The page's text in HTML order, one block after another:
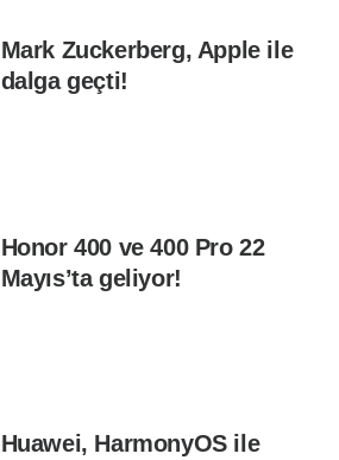
Mark Zuckerberg, Apple ile
dalga geçti!
Honor 400 ve 400 Pro 22
Mayıs’ta geliyor!
Huawei, HarmonyOS ile